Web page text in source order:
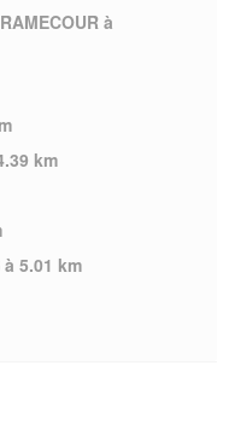
à
km
à 5.01 km